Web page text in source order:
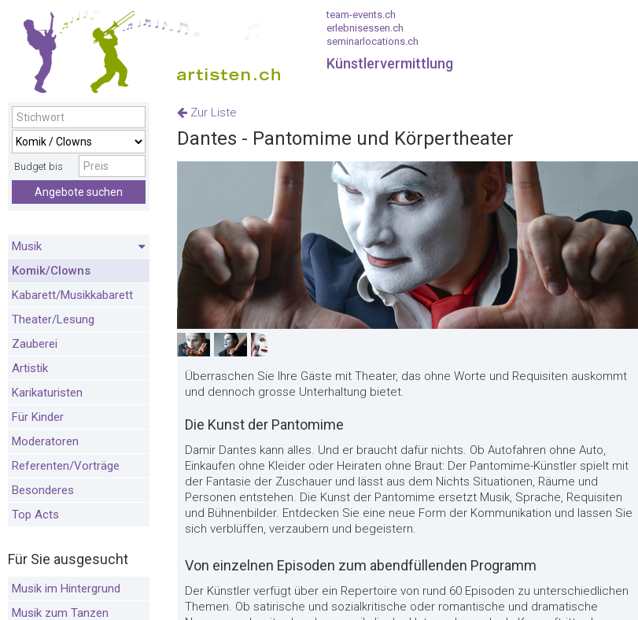
team-events.ch
erlebnisessen.ch
seminarlocations.ch
Künstlervermittlung
Budget bis
Angebote suchen
Musik
Komik/Clowns
Kabarett/Musikkabarett
Theater/Lesung
Zauberei
Artistik
Karikaturisten
Für Kinder
Moderatoren
Referenten/Vorträge
Besonderes
Top Acts
Für Sie ausgesucht
Musik im Hintergrund
Musik zum Tanzen
Zur Liste
Dantes - Pantomime und Körpertheater
Überraschen Sie Ihre Gäste mit Theater, das ohne Worte und Requisiten auskommt
und dennoch grosse Unterhaltung bietet.
Die Kunst der Pantomime
Damir Dantes kann alles. Und er braucht dafür nichts. Ob Autofahren ohne Auto,
Einkaufen ohne Kleider oder Heiraten ohne Braut: Der Pantomime-Künstler spielt mit
der Fantasie der Zuschauer und lässt aus dem Nichts Situationen, Räume und
Personen entstehen. Die Kunst der Pantomime ersetzt Musik, Sprache, Requisiten
und Bühnenbilder. Entdecken Sie eine neue Form der Kommunikation und lassen Sie
sich verblüffen, verzaubern und begeistern.
Von einzelnen Episoden zum abendfüllenden Programm
Der Künstler verfügt über ein Repertoire von rund 60 Episoden zu unterschiedlichen
Themen. Ob satirische und sozialkritische oder romantische und dramatische